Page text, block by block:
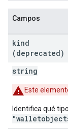
Campos
kind
(deprecated)
string
Este
Identifica qué